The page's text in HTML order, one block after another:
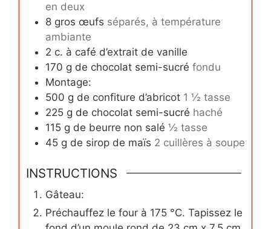
en deux
8 gros œufs séparés, à température
ambiante
2 c. à café d’extrait de vanille
170 g de chocolat semi-sucré fondu
Montage:
500 g de confiture d’abricot 1 ½ tasse
225 g de chocolat semi-sucré haché
115 g de beurre non salé ½ tasse
45 g de sirop de maïs 2 cuillères à soupe
INSTRUCTIONS
Gâteau:
Préchauffez le four à 175 °C. Tapissez le